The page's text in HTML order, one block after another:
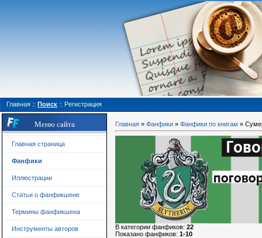
Главная :: Поиск :: Регистрация
Меню сайта
Главная страница
Фанфики
Иллюстрации
Статьи о фанфикшене
Термины фанфикшена
Инструменты авторов
Главная » Фанфики » Фанфики по книгам »
В категории фанфиков: 22
Показано фанфиков: 1-10